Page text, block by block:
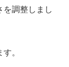
を調整しまし
。